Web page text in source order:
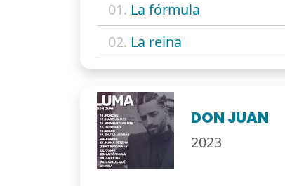
01. La fórmula
02. La reina
DON JUAN
2023